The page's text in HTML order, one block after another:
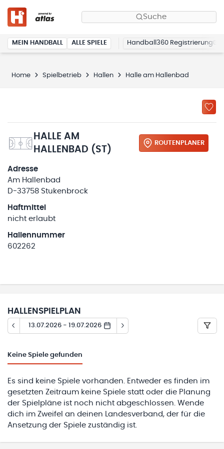
Suche
MEIN HANDBALL ALLE SPIELE Handball360 Registrierung
Home Spielbetrieb Hallen Halle am Hallenbad
HALLE AM
HALLENBAD (ST)
ROUTENPLANER
Adresse
Am Hallenbad
D-33758 Stukenbrock
Haftmittel
nicht erlaubt
Hallennummer
602262
HALLENSPIELPLAN
13.07.2026 - 19.07.2026
Keine Spiele gefunden
Es sind keine Spiele vorhanden. Entweder es finden im
gesetzten Zeitraum keine Spiele statt oder die Planung
der Spielpläne ist noch nicht abgeschlossen. Wende
dich im Zweifel an deinen Landesverband, der für die
Ansetzung der Spiele zuständig ist.